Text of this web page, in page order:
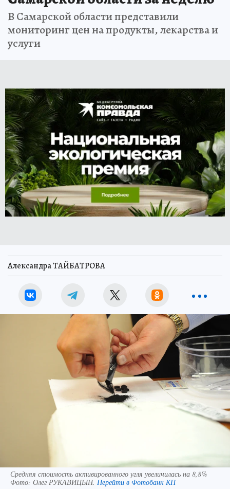
В Самарской области представили
мониторинг цен на продукты, лекарства и
услуги
Александра ТАЙБАТРОВА
Средняя стоимость активированного угля увеличилась на 8,8%
Фото: Олег РУКАВИЦЫН. Перейти в Фотобанк КП